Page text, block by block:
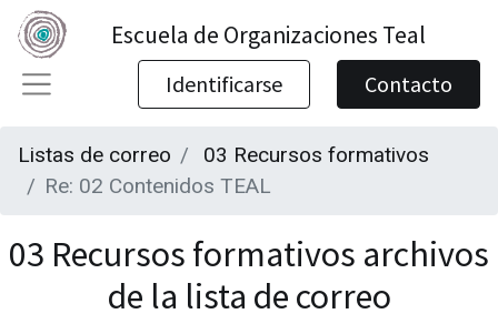
Escuela de Organizaciones Teal
Identificarse Contacto
Listas de correo
03 Recursos formativos
Re: 02 Contenidos TEAL
03 Recursos formativos archivos
de la lista de correo